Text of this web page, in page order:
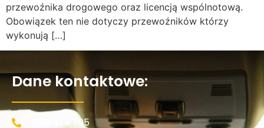
przewoźnika drogowego oraz licencją wspólnotową.
Obowiązek ten nie dotyczy przewoźników którzy
wykonują […]
Dane kontaktowe:
506 534 795